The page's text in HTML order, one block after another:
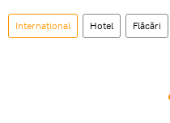
Internaţional Hotel Flăcări